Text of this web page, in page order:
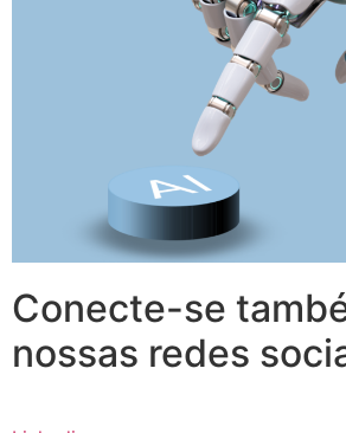
Conecte-se
nossas redes